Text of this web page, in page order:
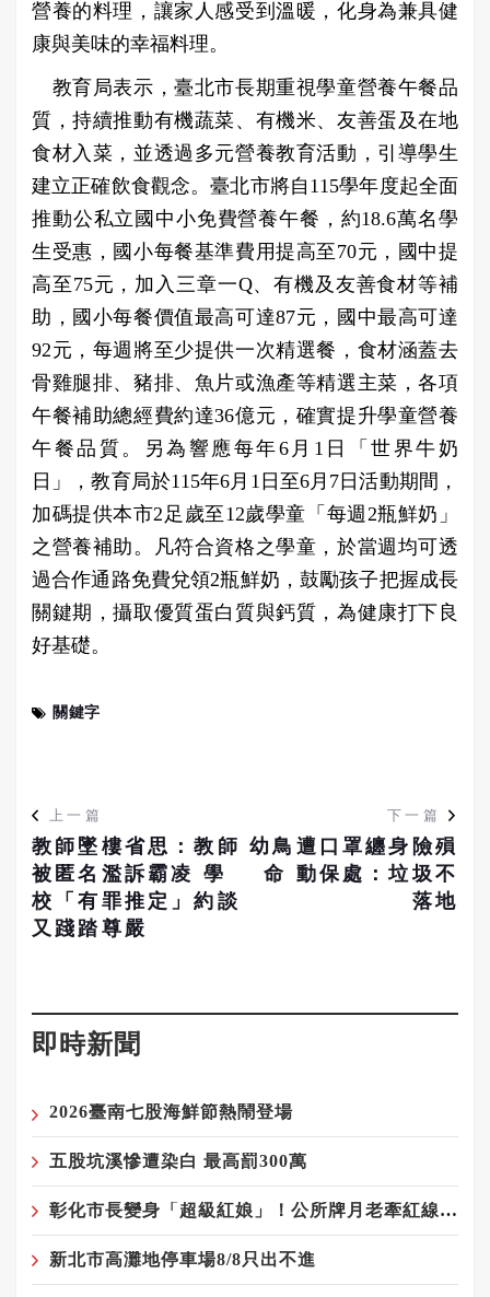
營養的料理，讓家人感受到溫暖，化身為兼具健
康與美味的幸福料理。
教育局表示，臺北市長期重視學童營養午餐品
質，持續推動有機蔬菜、有機米、友善蛋及在地
食材入菜，並透過多元營養教育活動，引導學生
建立正確飲食觀念。臺北市將自115學年度起全面
推動公私立國中小免費營養午餐，約18.6萬名學
生受惠，國小每餐基準費用提高至70元，國中提
高至75元，加入三章一Q、有機及友善食材等補
助，國小每餐價值最高可達87元，國中最高可達
92元，每週將至少提供一次精選餐，食材涵蓋去
骨雞腿排、豬排、魚片或漁產等精選主菜，各項
午餐補助總經費約達36億元，確實提升學童營養
午餐品質。另為響應每年6月1日「世界牛奶
日」，教育局於115年6月1日至6月7日活動期間，
加碼提供本市2足歲至12歲學童「每週2瓶鮮奶」
之營養補助。凡符合資格之學童，於當週均可透
過合作通路免費兌領2瓶鮮奶，鼓勵孩子把握成長
關鍵期，攝取優質蛋白質與鈣質，為健康打下良
好基礎。
關鍵字
上一篇
教師墜樓省思：教師
被匿名濫訴霸凌 學
校「有罪推定」約談
又踐踏尊嚴
下一篇
幼鳥遭口罩纏身險殞
命 動保處：垃圾不
落地
即時新聞
2026臺南七股海鮮節熱鬧登場
五股坑溪慘遭染白 最高罰300萬
彰化市長變身「超級紅娘」！公所牌月老牽紅線8年 內政部都按讚
新北市高灘地停車場8/8只出不進